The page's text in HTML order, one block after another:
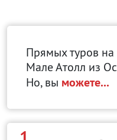
Прямых туров
Мале Атолл из
Но, вы можете...